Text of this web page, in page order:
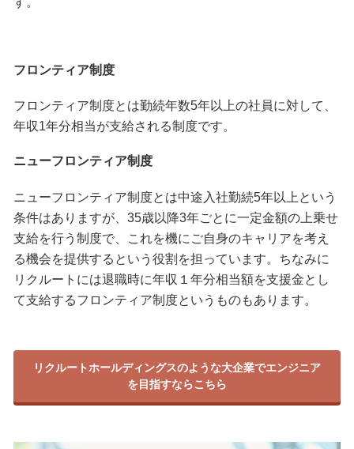
フロンティア制度
フロンティア制度とは勤続年数5年以上の社員に対して、
年収1年分相当が支給される制度です。
ニューフロンティア制度
ニューフロンティア制度とは中途入社勤続5年以上という
条件はありますが、35歳以降3年ごとに一定金額の上乗せ
支給を行う制度で、これを機にご自身のキャリアを考え
る機会を提供するという役割を担っています。ちなみに
リクルートには退職時に年収１年分相当額を支援金とし
て支給するフロンティア制度というものもあります。
リクルートホールディングスのような大企業でエンジニア
を目指すならこちら